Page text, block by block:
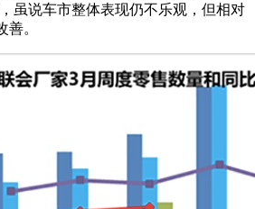
虽说车市整体表现仍不乐观，但相对
。